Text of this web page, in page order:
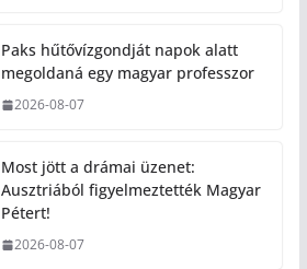
Paks hűtővízgondját napok alatt
megoldaná egy magyar professzor
2026-08-07
Most jött a drámai üzenet:
Ausztriából figyelmeztették Magyar
Pétert!
2026-08-07